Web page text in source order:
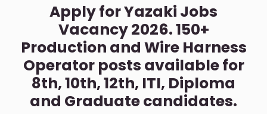
Apply for Yazaki Jobs
Vacancy 2026. 150+
Production and Wire Harness
Operator posts available for
8th, 10th, 12th, ITI, Diploma
and Graduate candidates.